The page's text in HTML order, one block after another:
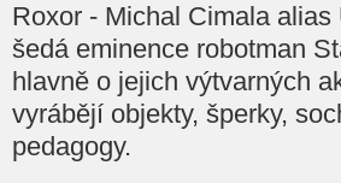
Roxor - Michal Cimala
šedá eminence robotman
hlavně o jejich výtvarných
vyrábějí objekty, šperky,
pedagogy.